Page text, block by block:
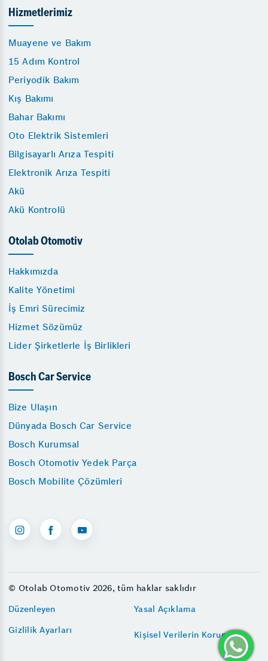
Hizmetlerimiz
Muayene ve Bakım
15 Adım Kontrol
Periyodik Bakım
Kış Bakımı
Bahar Bakımı
Oto Elektrik Sistemleri
Bilgisayarlı Arıza Tespiti
Elektronik Arıza Tespiti
Akü
Akü Kontrolü
Otolab Otomotiv
Hakkımızda
Kalite Yönetimi
İş Emri Sürecimiz
Hizmet Sözümüz
Lider Şirketlerle İş Birlikleri
Bosch Car Service
Bize Ulaşın
Dünyada Bosch Car Service
Bosch Kurumsal
Bosch Otomotiv Yedek Parça
Bosch Mobilite Çözümleri
© Otolab Otomotiv 2026, tüm haklar saklıdır
Düzenleyen
Yasal Açıklama
Gizlilik Ayarları
Kişisel Verilerin Korunması